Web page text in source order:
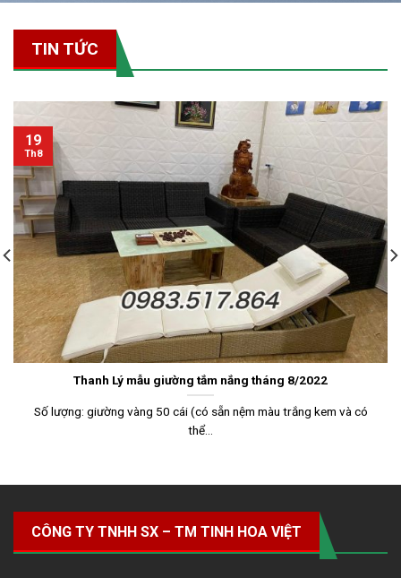
TIN TỨC
Thanh Lý mẫu giường tắm nắng tháng 8/2022
Số lượng: giường vàng 50 cái (có sẵn nệm màu trắng kem và có
thể...
19
Th8
CÔNG TY TNHH SX – TM TINH HOA VIỆT